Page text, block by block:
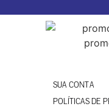
SUA CONTA
POLÍTICAS DE